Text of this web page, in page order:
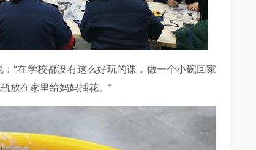
“在学校都没有这么好玩的课，做一个小碗回家
放在家里给妈妈插花。”